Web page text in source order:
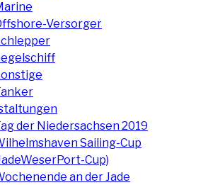
Versorger
der Niedersachsen 2019
Sailing-Cup
Cup)
an der Jade